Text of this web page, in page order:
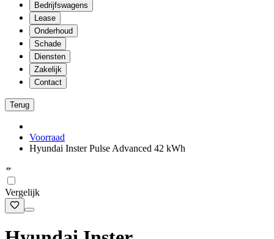
Bedrijfswagens
Lease
Onderhoud
Schade
Diensten
Zakelijk
Contact
Terug
Voorraad
Hyundai Inster Pulse Advanced 42 kWh
Vergelijk